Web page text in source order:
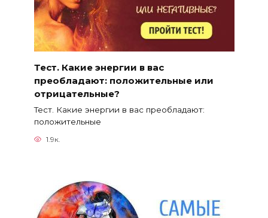
Тест. Какие энергии в вас
преобладают: положительные или
отрицательные?
Тест. Какие энергии в вас преобладают:
положительные
1.9к.